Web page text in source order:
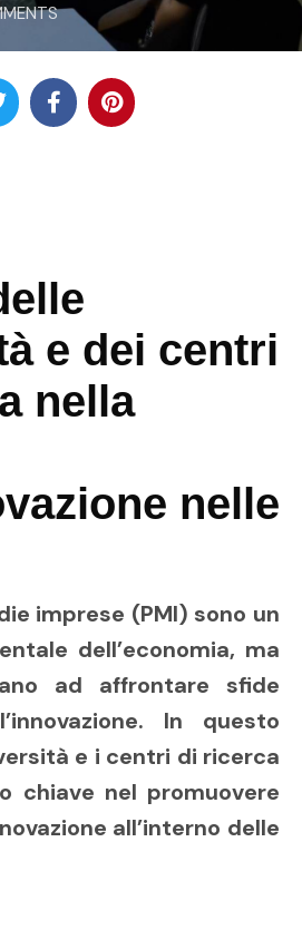
e dei centri
nella
nelle
imprese (PMI) sono un
dell’economia, ma
ad affrontare sfide
In questo
e i centri di ricerca
chiave nel promuovere
all’interno delle